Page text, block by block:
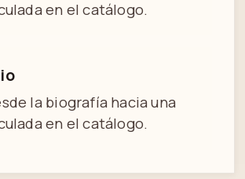
en el catálogo.
la biografía hacia una
en el catálogo.